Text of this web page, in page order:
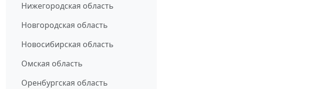
Нижегородская область
Новгородская область
Новосибирская область
Омская область
Оренбургская область